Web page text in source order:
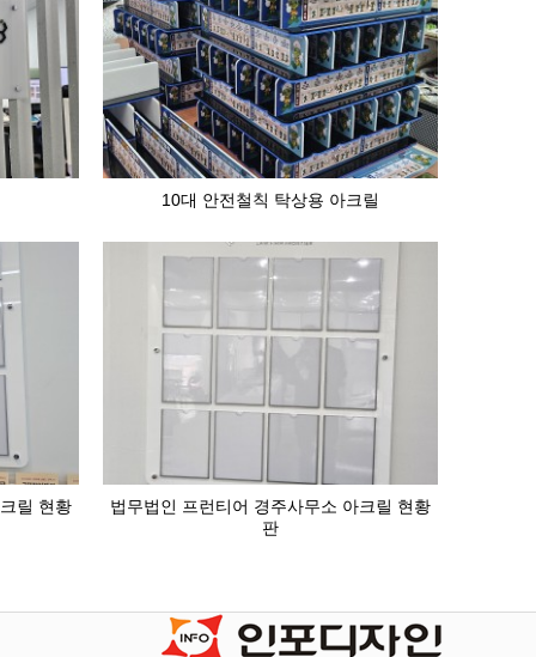
10대 안전철칙 탁상용 아크릴
릴 현황
법무법인 프런티어 경주사무소 아크릴 현황
판